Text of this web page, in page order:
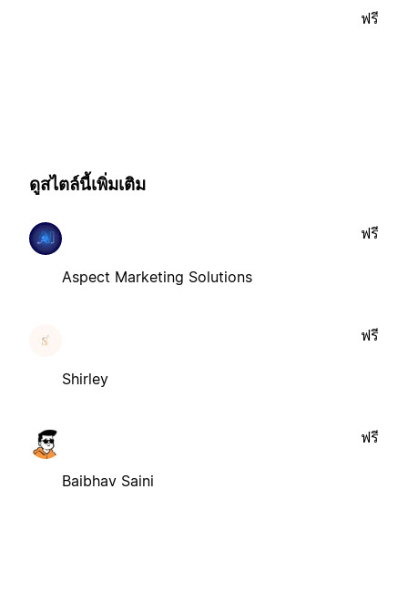
ฟรี
ดูสไตล์นี้เพิ่มเติม
Aspect Marketing Solutions
ฟรี
Shirley
ฟรี
Baibhav Saini
ฟรี